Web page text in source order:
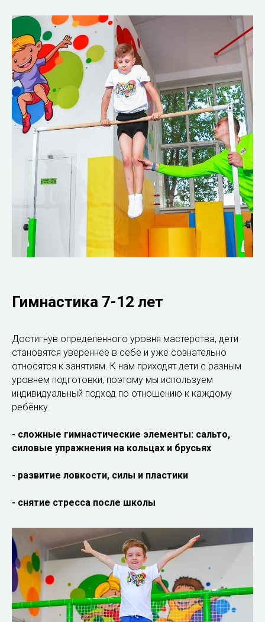
Гимнастика 7-12 лет
Достигнув определенного уровня мастерства, дети
становятся увереннее в себе и уже сознательно
относятся к занятиям. К нам приходят дети с разным
уровнем подготовки, поэтому мы используем
индивидуальный подход по отношению к каждому
ребёнку.
- сложные гимнастические элементы: сальто,
силовые упражнения на кольцах и брусьях
- развитие ловкости, силы и пластики
- снятие стресса после школы